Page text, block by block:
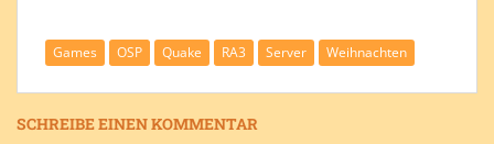
Games OSP Quake RA3 Server Weihnachten
SCHREIBE EINEN KOMMENTAR